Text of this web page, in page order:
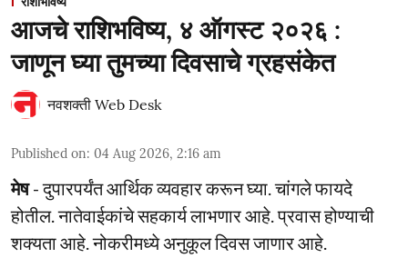
आजचे राशिभविष्य, ४ ऑगस्ट २०२६ :
जाणून घ्या तुमच्या दिवसाचे ग्रहसंकेत
नवशक्ती Web Desk
Published on: 04 Aug 2026, 2:16 am
मेष- दुपारपर्यंत आर्थिक व्यवहार करून घ्या. चांगले फायदे
होतील. नातेवाईकांचे सहकार्य लाभणार आहे. प्रवास होण्याची
शक्यता आहे. नोकरीमध्ये अनुकूल दिवस जाणार आहे.